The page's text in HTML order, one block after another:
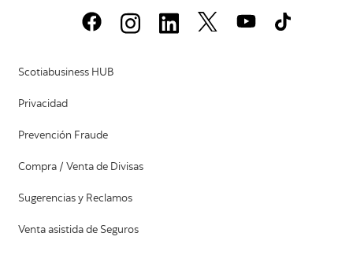
Scotiabusiness HUB
Privacidad
Prevención Fraude
Compra / Venta de Divisas
Sugerencias y Reclamos
Venta asistida de Seguros